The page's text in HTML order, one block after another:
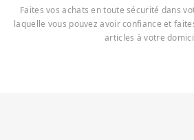
Faites vos achats en toute sécurité dans
laquelle vous pouvez avoir confiance et
articles à votre